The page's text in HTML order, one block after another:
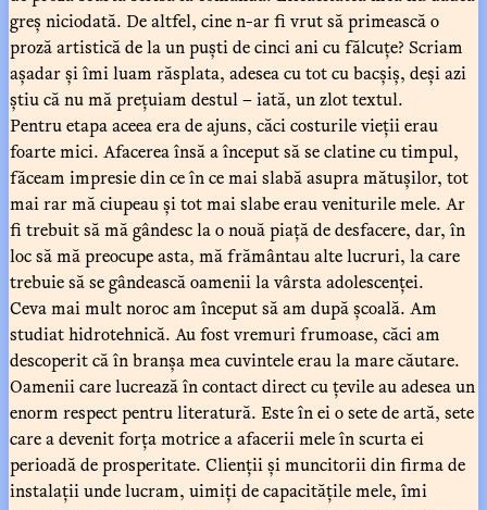
greș niciodată. De altfel, cine n-ar fi vrut să primească o
proză artistică de la un puști de cinci ani cu fălcuțe? Scriam
așadar și îmi luam răsplata, adesea cu tot cu bacșiș, deși azi
știu că nu mă prețuiam destul – iată, un zlot textul.
Pentru etapa aceea era de ajuns, căci costurile vieții erau
foarte mici. Afacerea însă a început să se clatine cu timpul,
făceam impresie din ce în ce mai slabă asupra mătușilor, tot
mai rar mă ciupeau și tot mai slabe erau veniturile mele. Ar
fi trebuit să mă gândesc la o nouă piață de desfacere, dar, în
loc să mă preocupe asta, mă frământau alte lucruri, la care
trebuie să se gândească oamenii la vârsta adolescenței.
Ceva mai mult noroc am început să am după școală. Am
studiat hidrotehnică. Au fost vremuri frumoase, căci am
descoperit că în branșa mea cuvintele erau la mare căutare.
Oamenii care lucrează în contact direct cu țevile au adesea un
enorm respect pentru literatură. Este în ei o sete de artă, sete
care a devenit forța motrice a afacerii mele în scurta ei
perioadă de prosperitate. Clienții și muncitorii din firma de
instalații unde lucram, uimiți de capacitățile mele, îmi